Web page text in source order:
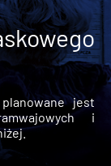
jest
i